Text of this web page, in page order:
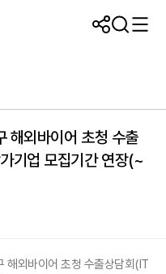
해외바이어 초청 수출
기업 모집기간 연장(~
해외바이어 초청 수출상담회(IT